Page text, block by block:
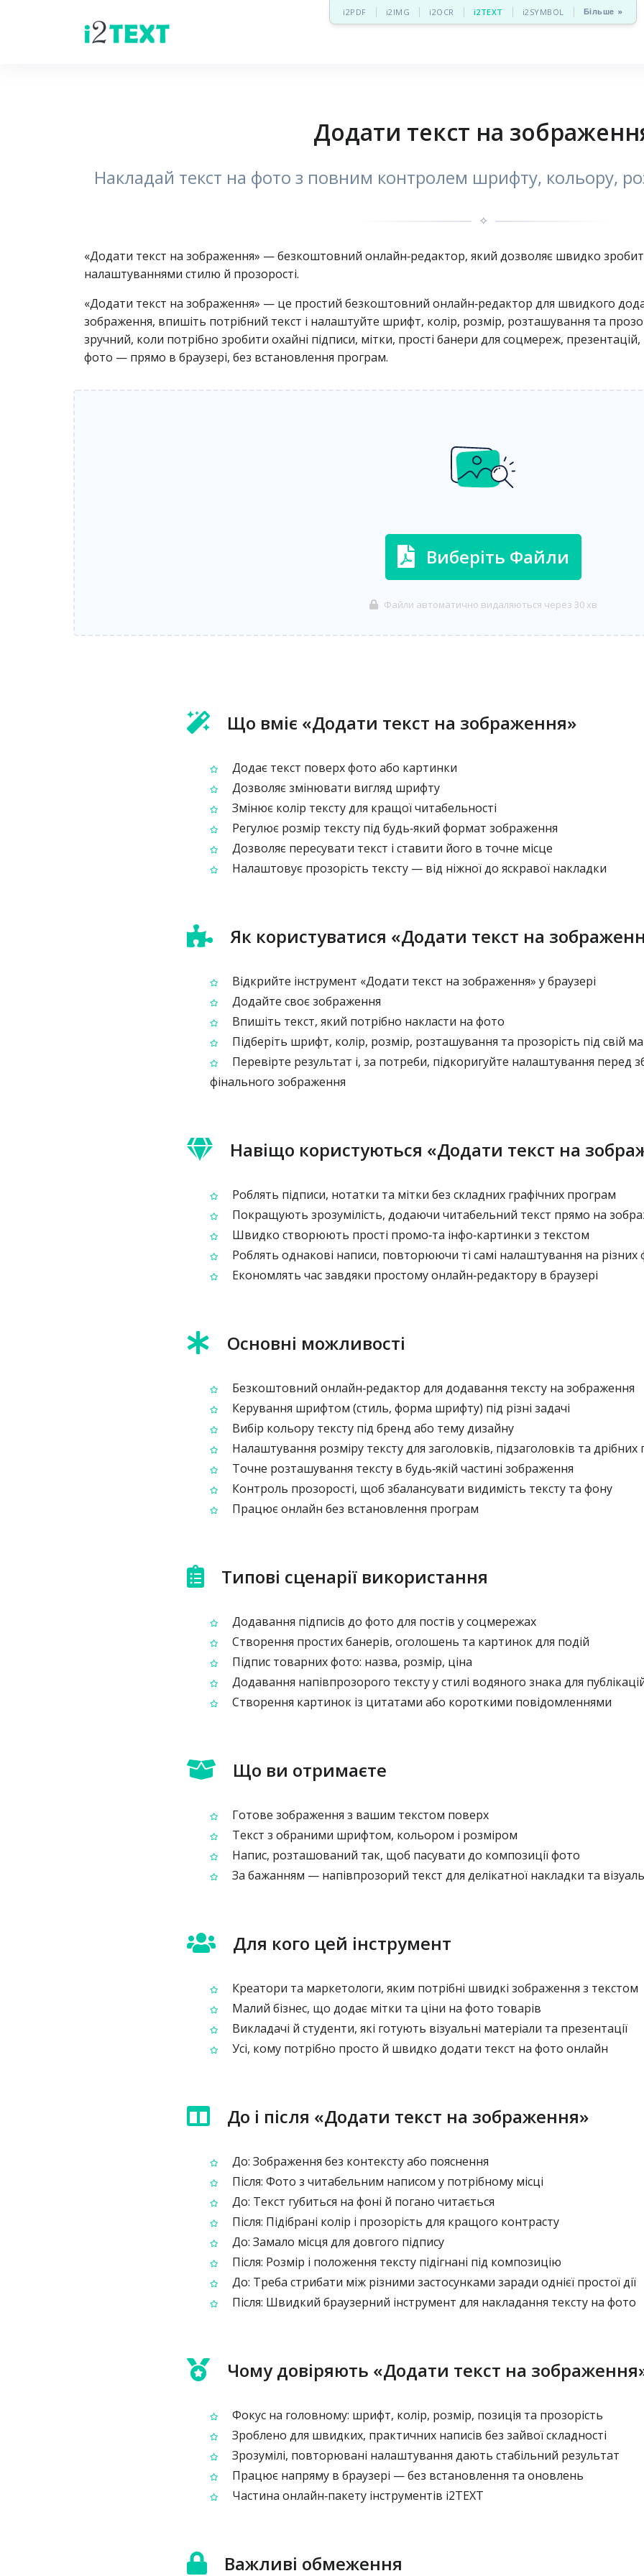
i2PDF i2IMG i2OCR i2TEXT i2SYMBOL Більше »
Додати текст на
Накладай текст на фото з повним контролем шрифту, кольору,
✧
«Додати текст на зображення» — безкоштовний онлайн‑редактор, який дозволяє швидко
налаштуваннями стилю й прозорості.
«Додати текст на зображення» — це простий безкоштовний онлайн‑редактор для швидкого
зображення, впишіть потрібний текст і налаштуйте шрифт, колір, розмір, розташування та
зручний, коли потрібно зробити охайні підписи, мітки, прості банери для соцмереж,
фото — прямо в браузері, без встановлення програм.
Виберіть Файли
Файли автоматично видаляються через 30 хв
Що вміє «Додати текст на зображення»
Додає текст поверх фото або картинки
Дозволяє змінювати вигляд шрифту
Змінює колір тексту для кращої читабельності
Регулює розмір тексту під будь‑який формат зображення
Дозволяє пересувати текст і ставити його в точне місце
Налаштовує прозорість тексту — від ніжної до яскравої накладки
Як користуватися «Додати текст на
Відкрийте інструмент «Додати текст на зображення» у браузері
Додайте своє зображення
Впишіть текст, який потрібно накласти на фото
Підберіть шрифт, колір, розмір, розташування та прозорість під свій
Перевірте результат і, за потреби, підкоригуйте налаштування перед
фінального зображення
Навіщо користуються «Додати текст на
Роблять підписи, нотатки та мітки без складних графічних програм
Покращують зрозумілість, додаючи читабельний текст прямо на
Швидко створюють прості промо‑та інфо‑картинки з текстом
Роблять однакові написи, повторюючи ті самі налаштування на різних
Економлять час завдяки простому онлайн‑редактору в браузері
Основні можливості
Безкоштовний онлайн‑редактор для додавання тексту на зображення
Керування шрифтом (стиль, форма шрифту) під різні задачі
Вибір кольору тексту під бренд або тему дизайну
Налаштування розміру тексту для заголовків, підзаголовків та дрібних
Точне розташування тексту в будь‑якій частині зображення
Контроль прозорості, щоб збалансувати видимість тексту та фону
Працює онлайн без встановлення програм
Типові сценарії використання
Додавання підписів до фото для постів у соцмережах
Створення простих банерів, оголошень та картинок для подій
Підпис товарних фото: назва, розмір, ціна
Додавання напівпрозорого тексту у стилі водяного знака для
Створення картинок із цитатами або короткими повідомленнями
Що ви отримаєте
Готове зображення з вашим текстом поверх
Текст з обраними шрифтом, кольором і розміром
Напис, розташований так, щоб пасувати до композиції фото
За бажанням — напівпрозорий текст для делікатної накладки та
Для кого цей інструмент
Креатори та маркетологи, яким потрібні швидкі зображення з текстом
Малий бізнес, що додає мітки та ціни на фото товарів
Викладачі й студенти, які готують візуальні матеріали та презентації
Усі, кому потрібно просто й швидко додати текст на фото онлайн
До і після «Додати текст на зображення»
До: Зображення без контексту або пояснення
Після: Фото з читабельним написом у потрібному місці
До: Текст губиться на фоні й погано читається
Після: Підібрані колір і прозорість для кращого контрасту
До: Замало місця для довгого підпису
Після: Розмір і положення тексту підігнані під композицію
До: Треба стрибати між різними застосунками заради однієї простої дії
Після: Швидкий браузерний інструмент для накладання тексту на фото
Чому довіряють «Додати текст на
Фокус на головному: шрифт, колір, розмір, позиція та прозорість
Зроблено для швидких, практичних написів без зайвої складності
Зрозумілі, повторювані налаштування дають стабільний результат
Працює напряму в браузері — без встановлення та оновлень
Частина онлайн‑пакету інструментів i2TEXT
Важливі обмеження